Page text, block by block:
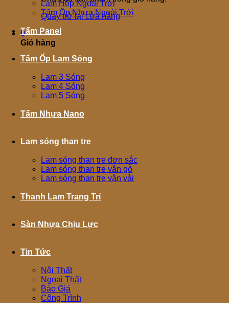
Quay trở lại cửa hàng
0
Giỏ hàng
Lam Hộp Ngoài Trời
Tấm Ốp Nhựa Ngoài Trời
Tấm Panel
Tấm Ốp Lam Sóng
Lam 3 Sóng
Lam 4 Sóng
Lam 5 Sóng
Tấm Nhựa Nano
Lam sóng than tre
Lam sóng than tre đơn sắc
Lam sóng than tre vân gỗ
Lam sóng than tre vân vải
Thanh Lam Trang Trí
Sàn Nhựa Chịu Lực
Tin Tức
Nội Thất
Ngoại Thất
Báo Giá
Công Trình